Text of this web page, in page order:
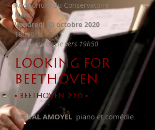
Auditorium du Conservatoire
Nancy
Vendredi 30 octobre 2020
18h30
Fin du spectacle vers 19h50
LOOKING FOR
BEETHOVEN
▪ BEETHOVEN 250 ▪
PASCAL AMOYEL piano et comédie